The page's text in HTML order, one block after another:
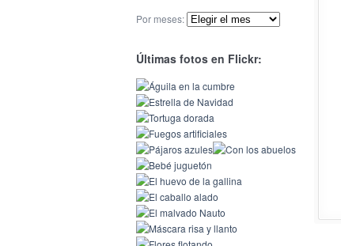
Por meses:
Últimas fotos en Flickr: